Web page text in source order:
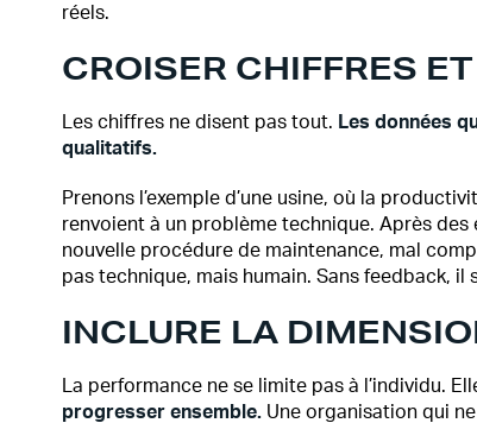
réels.
CROISER CHIFFRES
Les chiffres ne disent pas tout. Les données
qualitatifs.
Prenons l’exemple d’une usine, où la
renvoient à un problème technique. Après
nouvelle procédure de maintenance, mal
pas technique, mais humain. Sans feedback, il
INCLURE LA
La performance ne se limite pas à l’individu.
progresser ensemble. Une organisation qui